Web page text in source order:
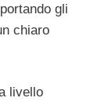
gli
chiaro
livello